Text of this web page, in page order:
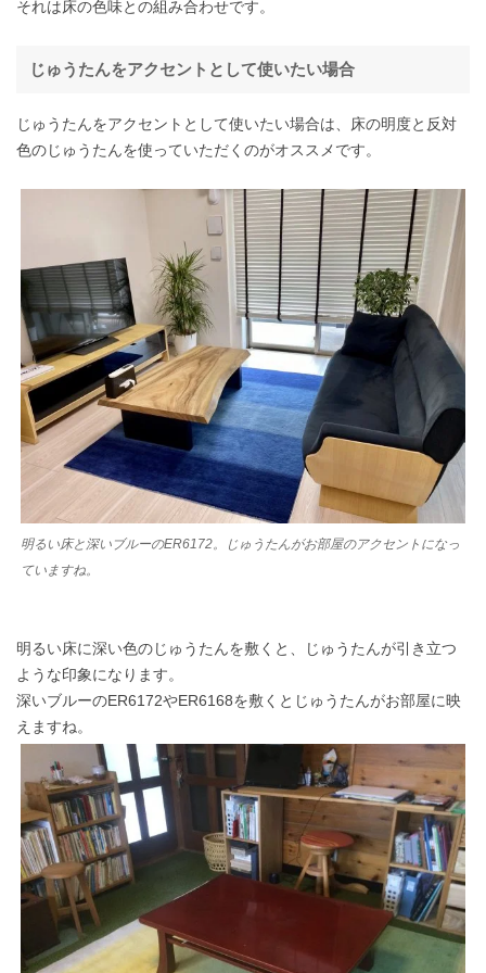
それは床の色味との組み合わせです。
じゅうたんをアクセントとして使いたい場合
じゅうたんをアクセントとして使いたい場合は、床の明度と反対
色のじゅうたんを使っていただくのがオススメです。
明るい床と深いブルーのER6172。じゅうたんがお部屋のアクセントになっ
ていますね。
明るい床に深い色のじゅうたんを敷くと、じゅうたんが引き立つ
ような印象になります。
深いブルーのER6172やER6168を敷くとじゅうたんがお部屋に映
えますね。